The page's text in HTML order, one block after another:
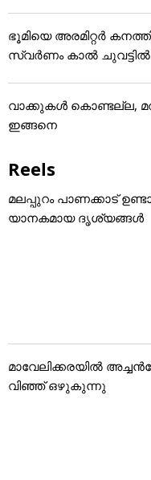
ഭൂമിയെ അരമിറ്റർ
സ്വർണം കാൽ
വാക്കുകൾ കൊണ്ടല്ല,
ഇങ്ങനെ
Reels
മലപ്പുറം പാണക്കാട്
യാനകമായ ദൃശ്യങ്ങൾ
മാവേലിക്കരയിൽ
വിഞ്ഞ് ഒഴുകുന്നു